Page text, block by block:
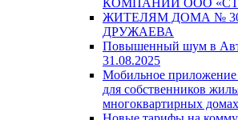
КОМПАНИИ ООО
ЖИТЕЛЯМ ДОМА №
ДРУЖАЕВА
Повышенный шум в
31.08.2025
Мобильное приложение
для собственников
многоквартирных домах